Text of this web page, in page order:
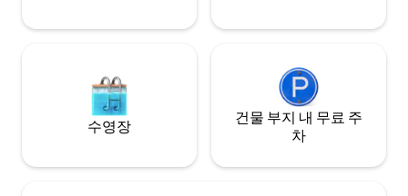
수영장
건물 부지 내 무료 주
차